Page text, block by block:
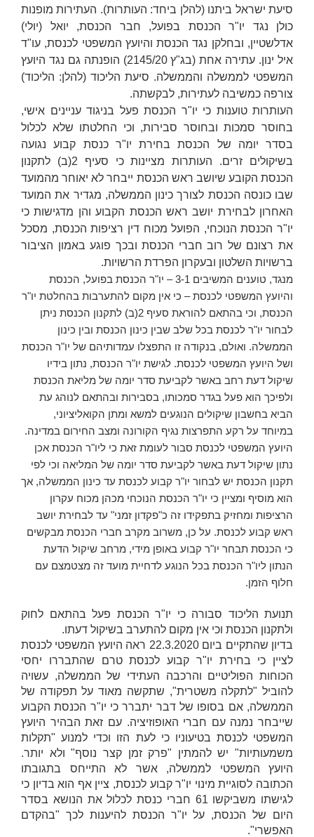
סיעת ישראל ביתנו (להלן ביחד: העותרות). העתירות מופנות
כולן נגד יו"ר הכנסת בפועל, חבר הכנסת, יואל (יולי)
אדלשטיין, ובחלקן נגד הכנסת והיועץ המשפטי לכנסת, עו"ד
איל ינון. עתירה אחת (בג"ץ 2145/20) הופנתה גם נגד היועץ
המשפטי לממשלה והממשלה. סיעת הליכוד (להלן: הליכוד)
צורפה כמשיבה לעתירות, לבקשתה.
העותרות טוענות כי יו"ר הכנסת פעל בניגוד עניינים אישי,
בחוסר סמכות ובחוסר סבירות, וכי החלטתו שלא לכלול
בסדר יומה של הכנסת בחירת יו"ר כנסת קבוע נגועה
בשיקולים זרים. העותרות מציינות כי סעיף 2(ב) לתקנון
הכנסת הקובע שיושב ראש הכנסת ייבחר לא יאוחר מהמועד
שבו כונסה הכנסת לצורך כינון הממשלה, מגדיר את המועד
האחרון לבחירת יושב ראש הכנסת הקבוע והן מדגישות כי
יו"ר הכנסת הנוכחי, הפועל מכוח דין רציפות הכנסת, מסכל
את רצונם של רוב חברי הכנסת ובכך פוגע באמון הציבור
ברשויות השלטון ובעקרון הפרדת הרשויות.
מנגד, טוענים המשיבים 3-1 – יו"ר הכנסת בפועל, הכנסת
והיועץ המשפטי לכנסת – כי אין מקום להתערבות בהחלטת יו"ר
הכנסת, וכי בהתאם להוראת סעיף 2(ב) לתקנון הכנסת ניתן
לבחור יו"ר לכנסת בכל שלב שבין כינון הכנסת ובין כינון
הממשלה. ואולם, בנקודה זו התפצלו עמדותיהם של יו"ר הכנסת
ושל היועץ המשפטי לכנסת. לגישת יו"ר הכנסת, נתון בידיו
שיקול דעת רחב באשר לקביעת סדר יומה של מליאת הכנסת
ולפיכך הוא פעל בגדר סמכותו, בסבירות ובהתאם לנוהג עת
הביא בחשבון שיקולים הנוגעים למשא ומתן הקואליציוני,
במיוחד על רקע התפרצות נגיף הקורונה ומצב החירום במדינה.
היועץ המשפטי לכנסת סבור לעומת זאת כי ליו"ר הכנסת אכן
נתון שיקול דעת באשר לקביעת סדר יומה של המליאה וכי לפי
תקנון הכנסת יש לבחור יו"ר קבוע לכנסת עד כינון הממשלה, אך
הוא מוסיף ומציין כי יו"ר הכנסת הנוכחי מכהן מכוח עקרון
הרציפות ומחזיק בתפקידו זה כ"פקדון זמני" עד לבחירת יושב
ראש קבוע לכנסת. על כן, משרוב מקרב חברי הכנסת מבקשים
כי הכנסת תבחר יו"ר קבוע באופן מידי, מרחב שיקול הדעת
הנתון ליו"ר הכנסת בכל הנוגע לדחיית מועד זה מצטמצם עם
חלוף הזמן.
תנועת הליכוד סבורה כי יו"ר הכנסת פעל בהתאם לחוק
ולתקנון הכנסת וכי אין מקום להתערב בשיקול דעתו.
בדיון שהתקיים ביום 22.3.2020 ראה היועץ המשפטי לכנסת
לציין כי בחירת יו"ר קבוע לכנסת טרם שהתבררו יחסי
הכוחות הפוליטיים והרכבה העתידי של הממשלה, עשויה
להוביל "לתקלה משטרית", שתקשה מאוד על תפקודה של
הממשלה, אם בסופו של דבר יתברר כי יו"ר הכנסת הקבוע
שייבחר נמנה עם חברי האופוזיציה. עם זאת הבהיר היועץ
המשפטי לכנסת בטיעוניו כי לעת הזו וכדי למנוע "תקלות
משמעותיות" יש להמתין "פרק זמן קצר נוסף" ולא יותר.
היועץ המשפטי לממשלה, אשר לא התייחס בתגובתו
הכתובה לסוגיית מינוי יו"ר קבוע לכנסת, ציין אף הוא בדיון כי
לגישתו משביקשו 61 חברי כנסת לכלול את הנושא בסדר
היום של הכנסת, על יו"ר הכנסת להיענות לכך "בהקדם
האפשרי".